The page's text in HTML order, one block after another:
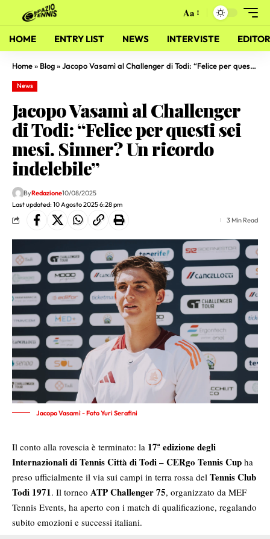
Aa
HOME ENTRY LIST NEWS INTERVISTE
Home» Blog»Jacopo Vasamì al Challenger di Todi: “Felice per questi sei mesi. Sinner? Un ricordo indelebile”
News
Jacopo Vasamì al Challenger
di Todi: “Felice per questi sei
mesi. Sinner? Un ricordo
indelebile”
Last updated: 10 Agosto 2025 6:28 pm
ByRedazione10/08/2025
3 Min Read
Jacopo Vasamì - Foto Yuri Serafini
Il conto alla rovescia è terminato: la 17ª edizione degli
Internazionali di Tennis Città di Todi – CERgo Tennis Cup ha
preso ufficialmente il via sui campi in terra rossa del Tennis Club
Todi 1971. Il torneo ATP Challenger 75, organizzato da MEF
Tennis Events, ha aperto con i match di qualificazione, regalando
subito emozioni e successi italiani.